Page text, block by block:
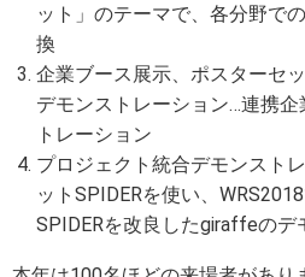
ット」のテーマで、各分野で
換
企業ブース展示、ポスターセ
デモンストレーション…連携
トレーション
プロジェクト統合デモンスト
ットSPIDERを使い、
SPIDERを改良したgiraffeのデ